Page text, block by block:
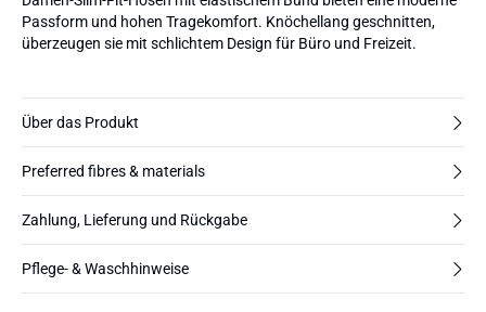
Passform und hohen Tragekomfort. Knöchellang geschnitten,
überzeugen sie mit schlichtem Design für Büro und Freizeit.
Über das Produkt
Preferred fibres & materials
Zahlung, Lieferung und Rückgabe
Pflege- & Waschhinweise